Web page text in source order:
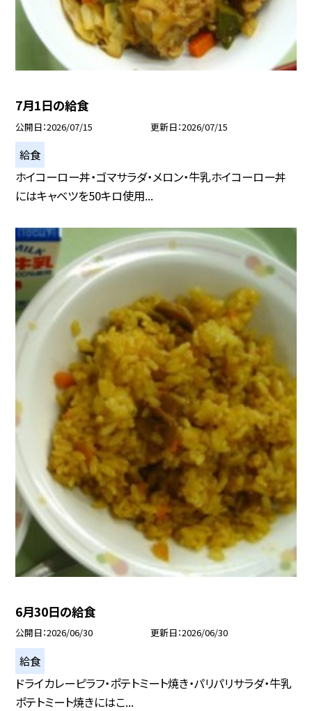
7月1日の給食
公開日 2026/07/15 更新日 2026/07/15
給食
ホイコーロー丼・ゴマサラダ・メロン・牛乳ホイコーロー丼
にはキャベツを50キロ使用...
6月30日の給食
公開日 2026/06/30 更新日 2026/06/30
給食
ドライカレーピラフ・ポテトミート焼き・パリパリサラダ・牛乳
ポテトミート焼きにはこ...